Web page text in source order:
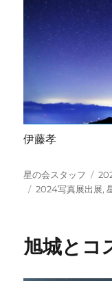
伊藤孝
投
稿
星の会スタッフ
投
稿
タ
2024写真展出展,
旭城とコ